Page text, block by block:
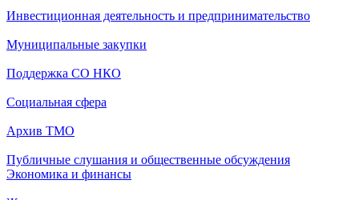
Инвестиционная деятельность и предпринимательство
Муниципальные закупки
Поддержка СО НКО
Социальная сфера
Архив ТМО
Публичные слушания и общественные обсуждения
Экономика и финансы